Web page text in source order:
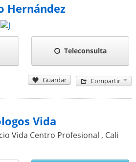
Hernández
Teleconsulta
Guardar Compartir
Vida
Vida Centro Profesional , Cali